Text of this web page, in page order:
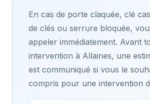
En cas de porte claquée, clé
de clés ou serrure bloquée,
appeler immédiatement. Avant
intervention à Allaines, une
est communiqué si vous le
compris pour une intervention